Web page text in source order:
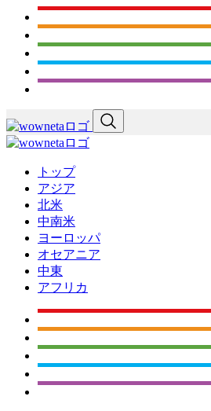
トップ
アジア
北米
中南米
ヨーロッパ
オセアニア
中東
アフリカ